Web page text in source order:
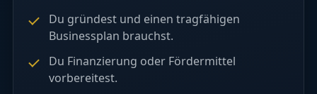
Du gründest und einen tragfähigen
Businessplan brauchst.
Du Finanzierung oder Fördermittel
vorbereitest.